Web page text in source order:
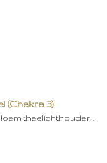
(Chakra 3)
theelichthouder…